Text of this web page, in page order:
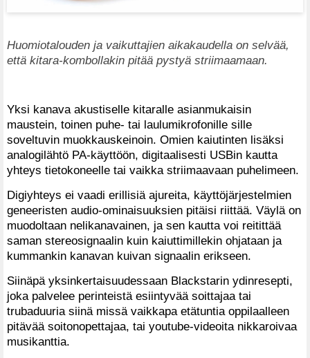
Huomiotalouden ja vaikuttajien aikakaudella on selvää,
että kitara-kombollakin pitää pystyä striimaamaan.
Yksi kanava akustiselle kitaralle asianmukaisin
maustein, toinen puhe- tai laulumikrofonille sille
soveltuvin muokkauskeinoin. Omien kaiutinten lisäksi
analogilähtö PA-käyttöön, digitaalisesti USBin kautta
yhteys tietokoneelle tai vaikka striimaavaan puhelimeen.
Digiyhteys ei vaadi erillisiä ajureita, käyttöjärjestelmien
geneeristen audio-ominaisuuksien pitäisi riittää. Väylä on
muodoltaan nelikanavainen, ja sen kautta voi reitittää
saman stereosignaalin kuin kaiuttimillekin ohjataan ja
kummankin kanavan kuivan signaalin erikseen.
Siinäpä yksinkertaisuudessaan Blackstarin ydinresepti,
joka palvelee perinteistä esiintyvää soittajaa tai
trubaduuria siinä missä vaikkapa etätuntia oppilaalleen
pitävää soitonopettajaa, tai youtube-videoita nikkaroivaa
musikanttia.